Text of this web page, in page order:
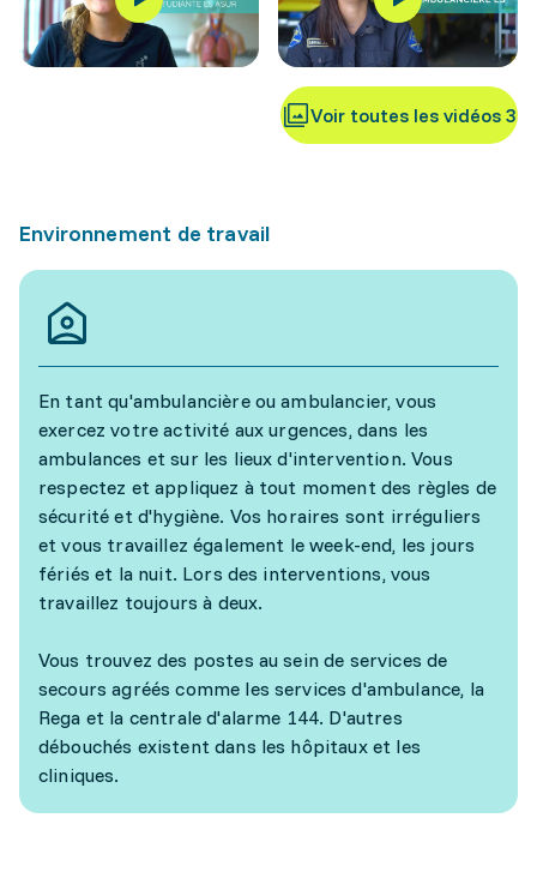
Voir toutes les vidéos 3
Environnement de travail
En tant qu'ambulancière ou ambulancier, vous
exercez votre activité aux urgences, dans les
ambulances et sur les lieux d'intervention. Vous
respectez et appliquez à tout moment des règles de
sécurité et d'hygiène. Vos horaires sont irréguliers
et vous travaillez également le week-end, les jours
fériés et la nuit. Lors des interventions, vous
travaillez toujours à deux.
Vous trouvez des postes au sein de services de
secours agréés comme les services d'ambulance, la
Rega et la centrale d'alarme 144. D'autres
débouchés existent dans les hôpitaux et les
cliniques.